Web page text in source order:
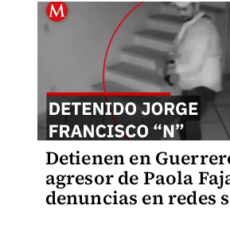
Detienen en
agresor de Paola
denuncias en redes